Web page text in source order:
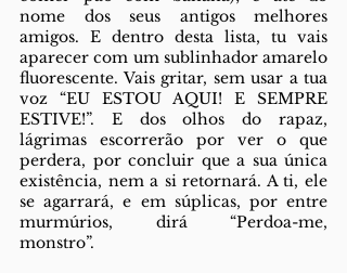
nome dos seus antigos melhores
amigos. E dentro desta lista, tu vais
aparecer com um sublinhador amarelo
fluorescente. Vais gritar, sem usar a tua
voz “EU ESTOU AQUI! E SEMPRE
ESTIVE!”. E dos olhos do rapaz,
lágrimas escorrerão por ver o que
perdera, por concluir que a sua única
existência, nem a si retornará. A ti, ele
se agarrará, e em súplicas, por entre
murmúrios, dirá “Perdoa-me,
monstro”.